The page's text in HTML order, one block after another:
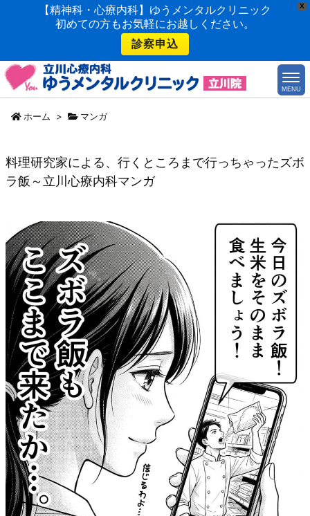
X
【精神科・心療内科】ゆうメンタルクリニック
初めての方もお気軽にお越しください。
診察申込
MENU
ホーム > マンガ
料理研究家による、行くところまで行っちゃったズボ
ラ飯～立川心療内科マンガ